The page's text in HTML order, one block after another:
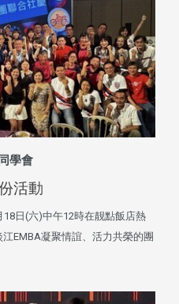
學會
活動
日(六)中午12時在靓點飯店熱
EMBA凝聚情誼、活力共榮的團